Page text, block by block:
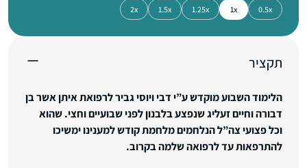
0.5x
1x
1.25x
1.5x
2x
תקציר
הלימוד השבוע מוקדש ע”י דבי ויוסי גביר לרפואת איתן אשר בן
דבורה וחיים זעליג שנפצע בלבנון לפני שבועיים וחצי. שהוא
וכל פצועי צה”ל הנלחמים מלחמת קודש למענינו ימשיכו
להתרפאות עד לרפואה שלמה בקרוב.